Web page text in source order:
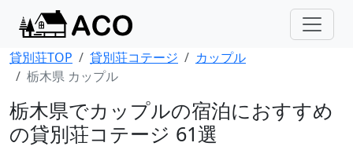
貸別荘TOP 貸別荘コテージ
カップル
栃木県 カップル
栃木県でカップルの宿泊におすすめ
の貸別荘コテージ 61選